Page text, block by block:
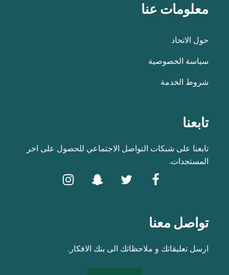
معلومات عنا
حول الاتحاد
سياسة الخصوصية
شروط الخدمة
تابعنا
تابعنا على شبكات التواصل الاجتماعي للحصول على اخر
المستجدات.
تواصل معنا
ارسل تعليقاتك و ملاحظاتك الى بنك الافكار.